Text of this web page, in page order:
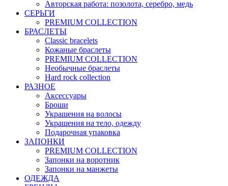
Авторская работа: позолота, серебро, медь
СЕРЬГИ
PREMIUM COLLECTION
БРАСЛЕТЫ
Classic bracelets
Кожаные браслеты
PREMIUM COLLECTION
Необычные браслеты
Hard rock collection
РАЗНОЕ
Аксессуары
Броши
Украшения на волосы
Украшения на тело, одежду
Подарочная упаковка
ЗАПОНКИ
PREMIUM COLLECTION
Запонки на воротник
Запонки на манжеты
ОДЕЖДА